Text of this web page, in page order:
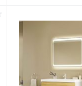
В
В избранное